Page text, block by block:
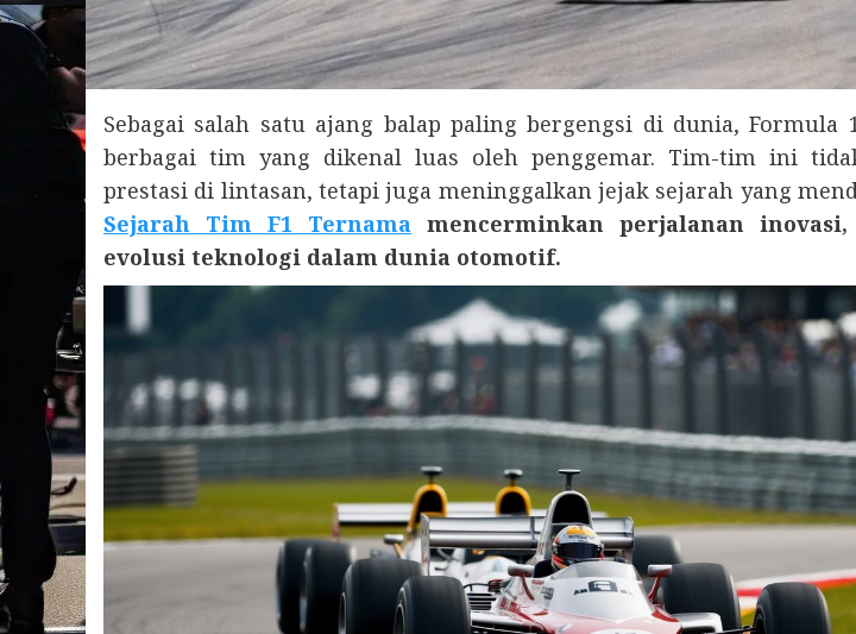
Sebagai salah satu ajang balap paling bergengsi di dunia, Formula
berbagai tim yang dikenal luas oleh penggemar. Tim-tim ini
prestasi di lintasan, tetapi juga meninggalkan jejak sejarah yang
Sejarah Tim F1 Ternama mencerminkan perjalanan
evolusi teknologi dalam dunia otomotif.